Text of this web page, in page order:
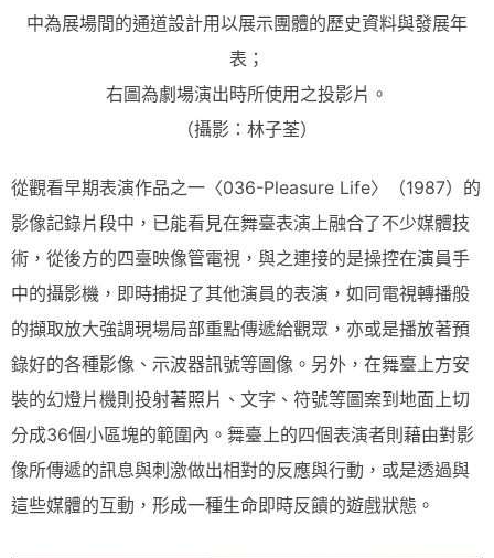
中為展場間的通道設計用以展示團體的歷史資料與發展年
表；
右圖為劇場演出時所使用之投影片。
（攝影：林子荃）
從觀看早期表演作品之一〈036-Pleasure Life〉（1987）的
影像記錄片段中，已能看見在舞臺表演上融合了不少媒體技
術，從後方的四臺映像管電視，與之連接的是操控在演員手
中的攝影機，即時捕捉了其他演員的表演，如同電視轉播般
的擷取放大強調現場局部重點傳遞給觀眾，亦或是播放著預
錄好的各種影像、示波器訊號等圖像。另外，在舞臺上方安
裝的幻燈片機則投射著照片、文字、符號等圖案到地面上切
分成36個小區塊的範圍內。舞臺上的四個表演者則藉由對影
像所傳遞的訊息與刺激做出相對的反應與行動，或是透過與
這些媒體的互動，形成一種生命即時反饋的遊戲狀態。